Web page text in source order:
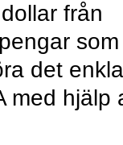
från
som
det
med hjälp